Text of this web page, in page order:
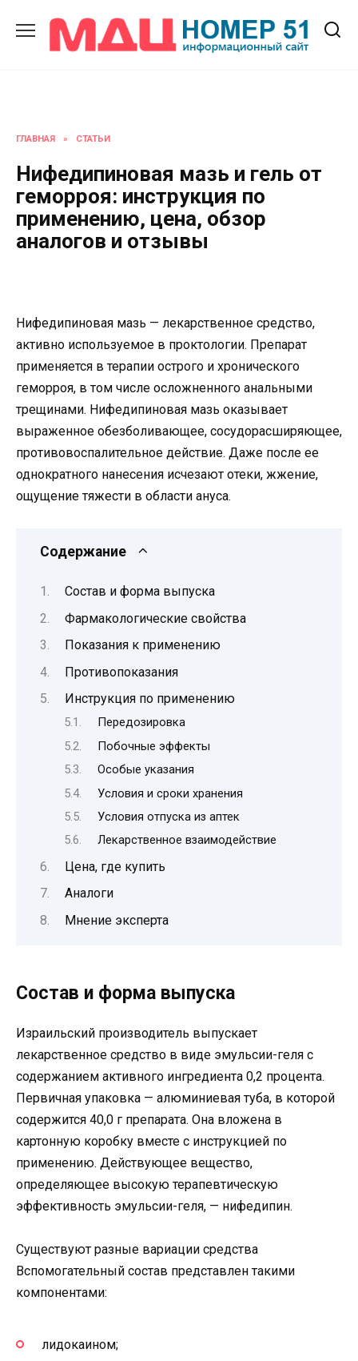
содержанию
ГЛАВНАЯ » СТАТЬИ
Нифедипиновая мазь и гель от
геморроя: инструкция по
применению, цена, обзор
аналогов и отзывы
Нифедипиновая мазь — лекарственное средство,
активно используемое в проктологии. Препарат
применяется в терапии острого и хронического
геморроя, в том числе осложненного анальными
трещинами. Нифедипиновая мазь оказывает
выраженное обезболивающее, сосудорасширяющее,
противовоспалительное действие. Даже после ее
однократного нанесения исчезают отеки, жжение,
ощущение тяжести в области ануса.
Содержание
Состав и форма выпуска
Фармакологические свойства
Показания к применению
Противопоказания
Инструкция по применению
Передозировка
Побочные эффекты
Особые указания
Условия и сроки хранения
Условия отпуска из аптек
Лекарственное взаимодействие
Цена, где купить
Аналоги
Мнение эксперта
Состав и форма выпуска
Израильский производитель выпускает
лекарственное средство в виде эмульсии-геля с
содержанием активного ингредиента 0,2 процента.
Первичная упаковка — алюминиевая туба, в которой
содержится 40,0 г препарата. Она вложена в
картонную коробку вместе с инструкцией по
применению. Действующее вещество,
определяющее высокую терапевтическую
эффективность эмульсии-геля, — нифедипин.
Существуют разные вариации средства
Вспомогательный состав представлен такими
компонентами:
лидокаином;